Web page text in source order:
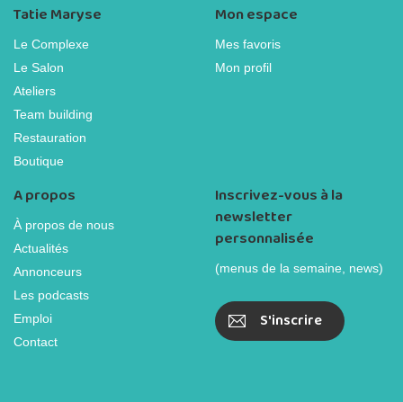
Tatie Maryse
Le Complexe
Le Salon
Ateliers
Team building
Restauration
Boutique
Mon espace
Mes favoris
Mon profil
A propos
À propos de nous
Actualités
Annonceurs
Les podcasts
Emploi
Contact
Inscrivez-vous à la
newsletter
personnalisée
(menus de la semaine, news)
S'inscrire